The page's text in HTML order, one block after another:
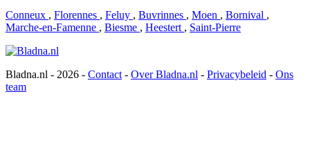
Conneux , Florennes , Feluy , Buvrinnes , Moen , Bornival ,
Marche-en-Famenne , Biesme , Heestert , Saint-Pierre
Bladna.nl - 2026 - Contact - Over Bladna.nl - Privacybeleid - Ons
team